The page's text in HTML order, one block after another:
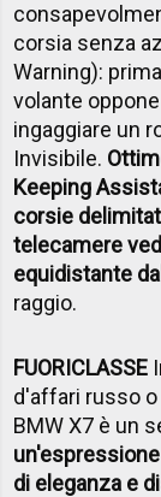
corsia senza
Warning):
volante
ingaggiare un
Invisibile.
Keeping
corsie
telecamere
equidistante
raggio.
FUORICLASSE
d'affari russo o
BMW X7 è un
di eleganza e